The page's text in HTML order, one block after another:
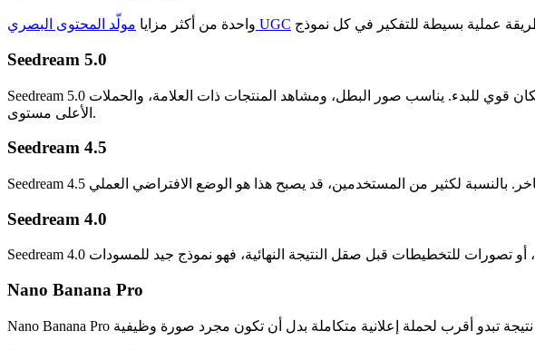
واحدة من أكثر مزايا مولّد المحتوى البصري UGC
Seedream 5.0
Seedream 5.0 يبدو الخيار المصقول. إذا كانت أولويتك صور تسويق ذات مظهر فاخر، أو خامات واقعية، أو عرض تجاري أنظف، فهذا مكان قوي للبدء. يناسب صور البطل، ومشاهد المنتجات ذات العلامة، والحملات
الأعلى مستوى.
Seedream 4.5
Seedream 4.0
Nano Banana Pro